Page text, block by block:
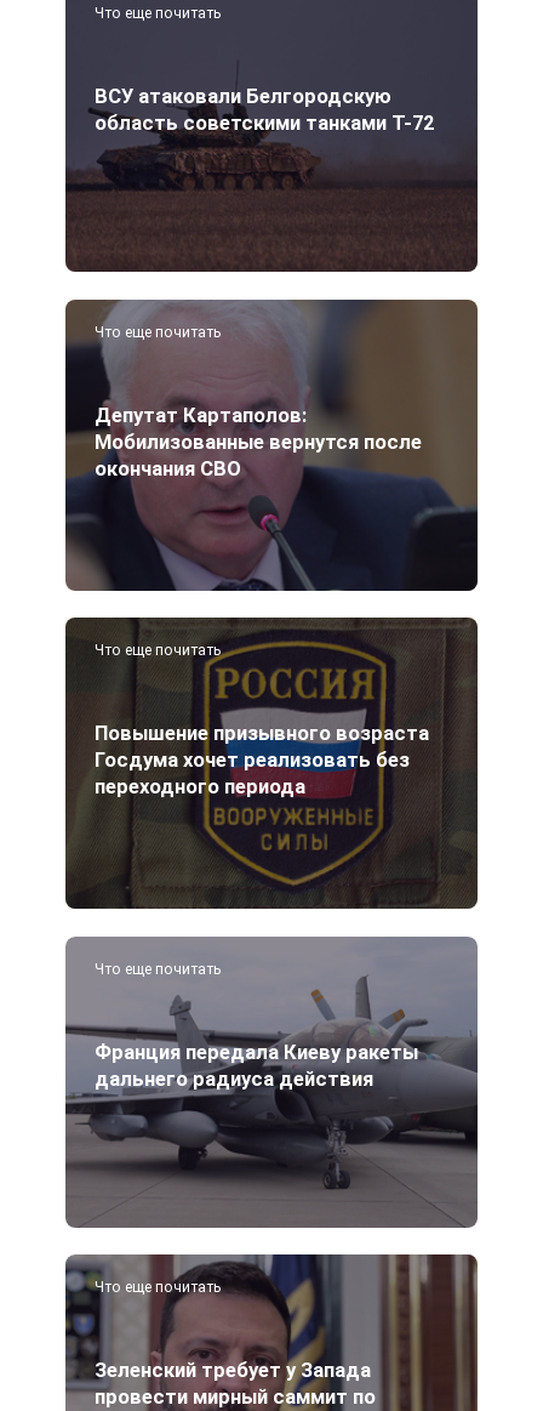
Что еще почитать
ВСУ атаковали Белгородскую
область советскими танками Т-72
Что еще почитать
Депутат Картаполов:
Мобилизованные вернутся после
окончания СВО
Что еще почитать
Повышение призывного возраста
Госдума хочет реализовать без
переходного периода
Что еще почитать
Франция передала Киеву ракеты
дальнего радиуса действия
Что еще почитать
Зеленский требует у Запада
провести мирный саммит по